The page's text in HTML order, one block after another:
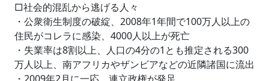
□社会的混乱から逃げる人々
・公衆衛生制度の破綻、2008年1年間で100万人以上の
住民がコレラに感染、4000人以上が死亡
・失業率は8割以上、人口の4分の1とも推定される300
万人以上、南アフリカやザンビアなどの近隣諸国に流出